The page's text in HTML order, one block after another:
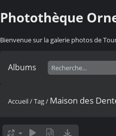
Photothèque
Bienvenue sur la galerie photos de
Albums
Accueil/Tag/ Maison des